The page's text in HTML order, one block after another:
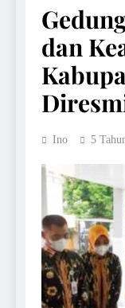
dan
Ino 5